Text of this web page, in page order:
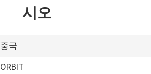
시오
중국
ORBIT